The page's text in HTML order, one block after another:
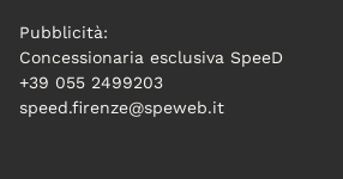
Pubblicità:
Concessionaria esclusiva SpeeD
+39 055 2499203
speed.firenze@speweb.it